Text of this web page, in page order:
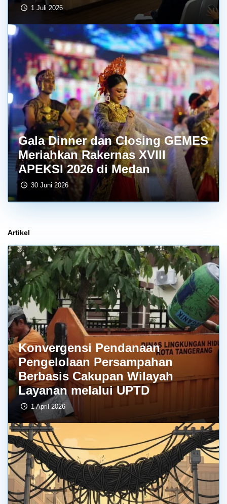
1 Juli 2026
Gala Dinner dan Closing GEMES
Meriahkan Rakernas XVIII
APEKSI 2026 di Medan
30 Juni 2026
Artikel
Konvergensi Pendanaan
Pengelolaan Persampahan
Berbasis Cakupan Wilayah
Layanan melalui UPTD
1 April 2026